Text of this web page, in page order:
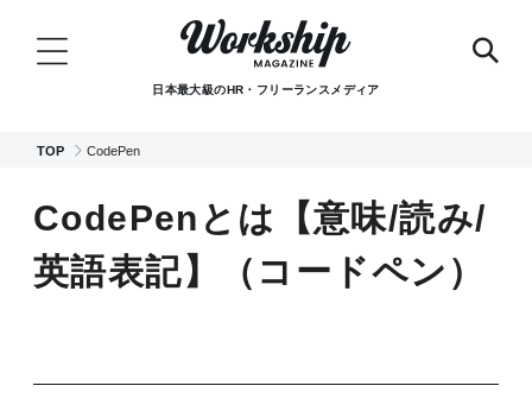
日本最大級のHR・フリーランスメディア
TOP CodePen
CodePenとは【意味/読み/
英語表記】（コードペン）